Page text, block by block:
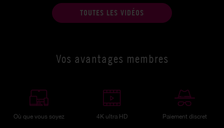
TOUTES LES VIDÉOS
Vos avantages membres
Où que vous soyez 4K ultra HD Paiement discret